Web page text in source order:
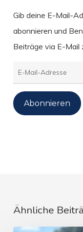
Gib deine E-Mail-
abonnieren und
Beiträge via E-Mail
E-
Mail-
Adresse
Abonnieren
Ähnliche